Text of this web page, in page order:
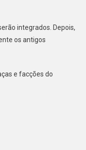
integrados. Depois,
os antigos
e facções do